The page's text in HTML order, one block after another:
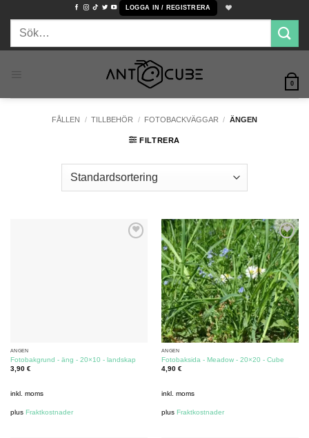
content
LOGGA IN / REGISTRERA
Sök
0
FÅLLEN / TILLBEHÖR / FOTOBACKVÄGGAR / ÄNGEN
FILTRERA
ÄNGEN
Fotobakgrund - äng - 20×10 - landskap
3,90 €
inkl. moms
plus Fraktkostnader
ÄNGEN
Fotobaksida - Meadow - 20×20 - Cube
4,90 €
inkl. moms
plus Fraktkostnader